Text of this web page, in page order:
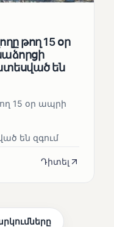
թող 15 օր
են
15 օր ապրի
են զգում
Դիտել